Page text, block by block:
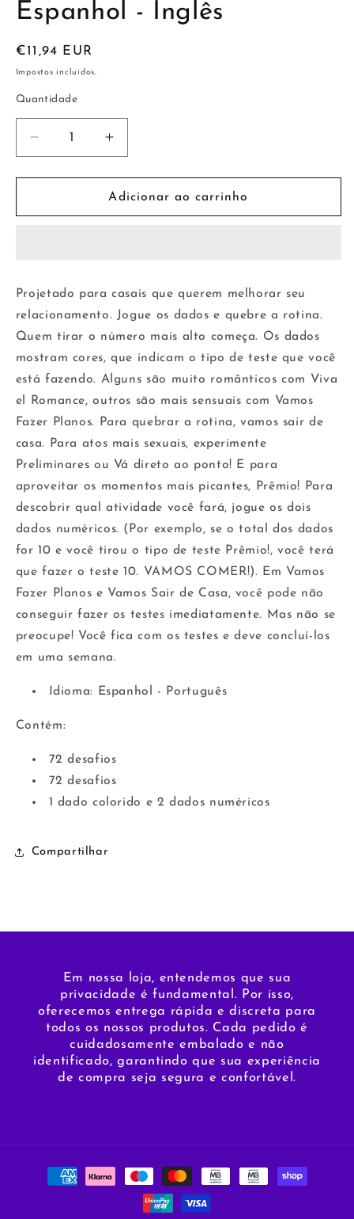
Espanhol - Inglês
Preço
normal
€11,94 EUR
Impostos incluídos.
Quantidade
Diminuir
a
quantidade
Jogo
Espanhol
-
Inglês
Aumentar
a
quantidade
de
Jogo
-
Inglês
Adicionar ao carrinho
Projetado para casais que querem melhorar seu
relacionamento. Jogue os dados e quebre a rotina.
Quem tirar o número mais alto começa. Os dados
mostram cores, que indicam o tipo de teste que você
está fazendo. Alguns são muito românticos com Viva
el Romance, outros são mais sensuais com Vamos
Fazer Planos. Para quebrar a rotina, vamos sair de
casa. Para atos mais sexuais, experimente
Preliminares ou Vá direto ao ponto! E para
aproveitar os momentos mais picantes, Prêmio! Para
descobrir qual atividade você fará, jogue os dois
dados numéricos. (Por exemplo, se o total dos dados
for 10 e você tirou o tipo de teste Prêmio!, você terá
que fazer o teste 10. VAMOS COMER!). Em Vamos
Fazer Planos e Vamos Sair de Casa, você pode não
conseguir fazer os testes imediatamente. Mas não se
preocupe! Você fica com os testes e deve concluí-los
em uma semana.
Idioma: Espanhol - Português
Contém:
72 desafios
72 desafios
1 dado colorido e 2 dados numéricos
Compartilhar
Em nossa loja, entendemos que sua
privacidade é fundamental. Por isso,
oferecemos entrega rápida e discreta para
todos os nossos produtos. Cada pedido é
cuidadosamente embalado e não
identificado, garantindo que sua experiência
de compra seja segura e confortável.
Métodos